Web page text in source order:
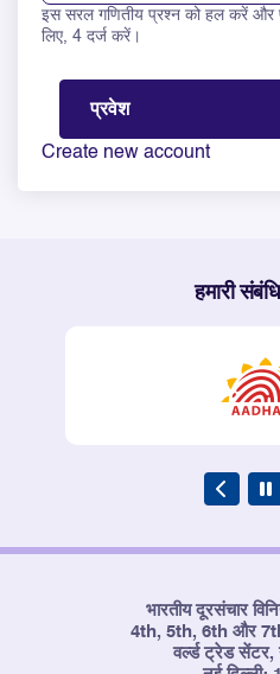
Solve this math question: 3
इस सरल गणितीय प्रश्न को हल करें और
लिए, 4 दर्ज करें।
Create new account
हमारी
भारतीय दूरसंचार
4th, 5th, 6th और
वर्ल्ड ट्रेड सेंटर,